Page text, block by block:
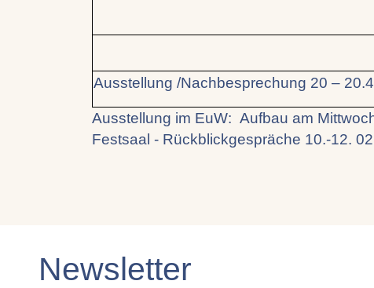
Ausstellung /Nachbesprechung 20 –
Ausstellung im EuW: Aufbau am
Festsaal - Rückblickgespräche 10.-
Newsletter